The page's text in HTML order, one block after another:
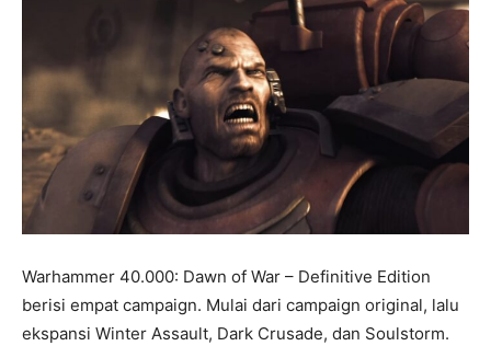
Warhammer 40.000: Dawn of War – Definitive Edition
berisi empat campaign. Mulai dari campaign original, lalu
ekspansi Winter Assault, Dark Crusade, dan Soulstorm.